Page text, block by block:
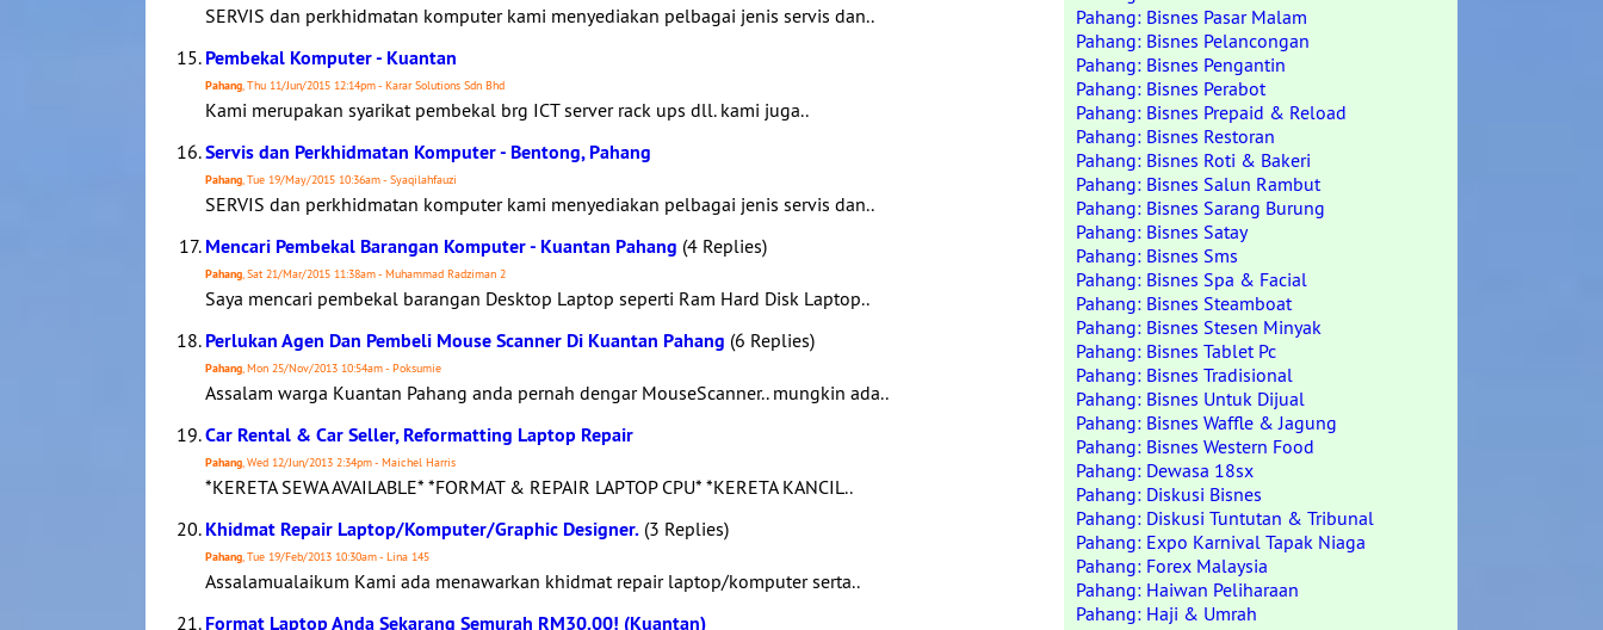
SERVIS dan perkhidmatan komputer kami menyediakan pelbagai jenis servis dan..
Pembekal Komputer - Kuantan
Pahang, Thu 11/Jun/2015 12:14pm - Karar Solutions Sdn Bhd
Kami merupakan syarikat pembekal brg ICT server rack ups dll. kami juga..
Servis dan Perkhidmatan Komputer - Bentong, Pahang
Pahang, Tue 19/May/2015 10:36am - Syaqilahfauzi
SERVIS dan perkhidmatan komputer kami menyediakan pelbagai jenis servis dan..
Mencari Pembekal Barangan Komputer - Kuantan Pahang (4 Replies)
Pahang, Sat 21/Mar/2015 11:38am - Muhammad Radziman 2
Saya mencari pembekal barangan Desktop Laptop seperti Ram Hard Disk Laptop..
Perlukan Agen Dan Pembeli Mouse Scanner Di Kuantan Pahang (6 Replies)
Pahang, Mon 25/Nov/2013 10:54am - Poksumie
Assalam warga Kuantan Pahang anda pernah dengar MouseScanner.. mungkin ada..
Car Rental & Car Seller, Reformatting Laptop Repair
Pahang, Wed 12/Jun/2013 2:34pm - Maichel Harris
*KERETA SEWA AVAILABLE* *FORMAT & REPAIR LAPTOP CPU* *KERETA KANCIL..
Khidmat Repair Laptop/Komputer/Graphic Designer. (3 Replies)
Pahang, Tue 19/Feb/2013 10:30am - Lina 145
Assalamualaikum Kami ada menawarkan khidmat repair laptop/komputer serta..
Format Laptop Anda Sekarang Semurah RM30.00! (Kuantan)
Pahang: Bisnes Pasar Malam
Pahang: Bisnes Pelancongan
Pahang: Bisnes Pengantin
Pahang: Bisnes Perabot
Pahang: Bisnes Prepaid & Reload
Pahang: Bisnes Restoran
Pahang: Bisnes Roti & Bakeri
Pahang: Bisnes Salun Rambut
Pahang: Bisnes Sarang Burung
Pahang: Bisnes Satay
Pahang: Bisnes Sms
Pahang: Bisnes Spa & Facial
Pahang: Bisnes Steamboat
Pahang: Bisnes Stesen Minyak
Pahang: Bisnes Tablet Pc
Pahang: Bisnes Tradisional
Pahang: Bisnes Untuk Dijual
Pahang: Bisnes Waffle & Jagung
Pahang: Bisnes Western Food
Pahang: Dewasa 18sx
Pahang: Diskusi Bisnes
Pahang: Diskusi Tuntutan & Tribunal
Pahang: Expo Karnival Tapak Niaga
Pahang: Forex Malaysia
Pahang: Haiwan Peliharaan
Pahang: Haji & Umrah